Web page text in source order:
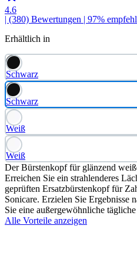
4.6
| (380) Bewertungen | 97%
Erhältlich in
Schwarz
Schwarz
Weiß
Weiß
Der Bürstenkopf für glänzend
Erreichen Sie ein strahlenderes
geprüften Ersatzbürstenkopf für
Sonicare. Erzielen Sie Ergebnisse
Sie eine außergewöhnliche
Alle Vorteile anzeigen